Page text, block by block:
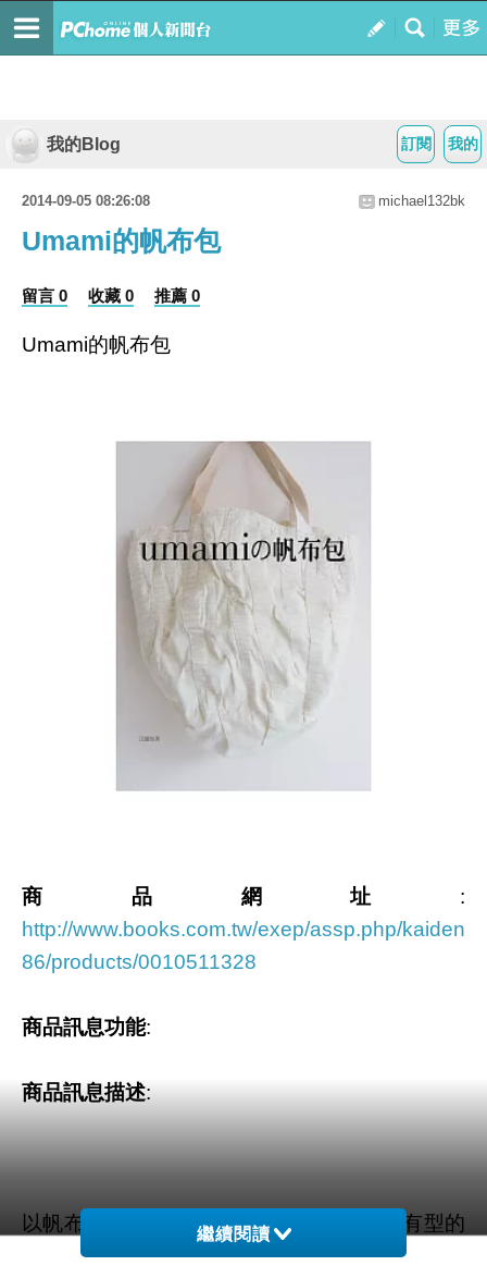
我的
訂閱
我的Blog
2014-09-05 08:26:08 michael132bk
Umami的帆布包
留言 0 收藏 0 推薦 0
Umami的帆布包
商品網址 :
http://www.books.com.tw/exep/assp.php/kaiden
86/products/0010511328
商品訊息功能:
商品訊息描述:
以帆布療癒的顏色和手感，帶你走進質樸有型的
江面世界
繼續閱讀